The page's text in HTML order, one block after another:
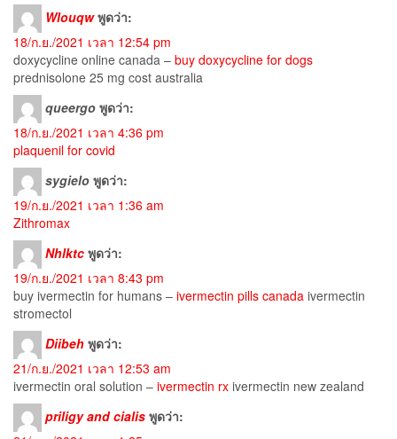
Wlouqw พูดว่า:
18/ก.ย./2021 เวลา 12:54 pm
doxycycline online canada – buy doxycycline for dogs
prednisolone 25 mg cost australia
queergo พูดว่า:
18/ก.ย./2021 เวลา 4:36 pm
plaquenil for covid
sygielo พูดว่า:
19/ก.ย./2021 เวลา 1:36 am
Zithromax
Nhlktc พูดว่า:
19/ก.ย./2021 เวลา 8:43 pm
buy ivermectin for humans – ivermectin pills canada ivermectin
stromectol
Diibeh พูดว่า:
21/ก.ย./2021 เวลา 12:53 am
ivermectin oral solution – ivermectin rx ivermectin new zealand
priligy and cialis พูดว่า: